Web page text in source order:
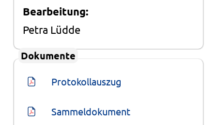
Bearbeitung:
Petra Lüdde
Dokumente
Protokollauszug
Sammeldokument